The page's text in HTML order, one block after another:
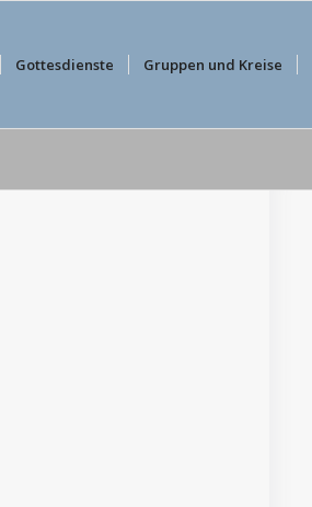
Gottesdienste Gruppen und Kreise